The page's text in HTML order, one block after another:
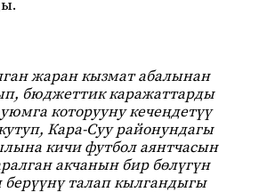
жаран кызмат абалынан
бюджеттик каражаттарды
которууну кечеңдетүү
Кара-Суу районундагы
кичи футбол аянтчасын
акчанын бир бөлүгүн
талап кылгандыгы